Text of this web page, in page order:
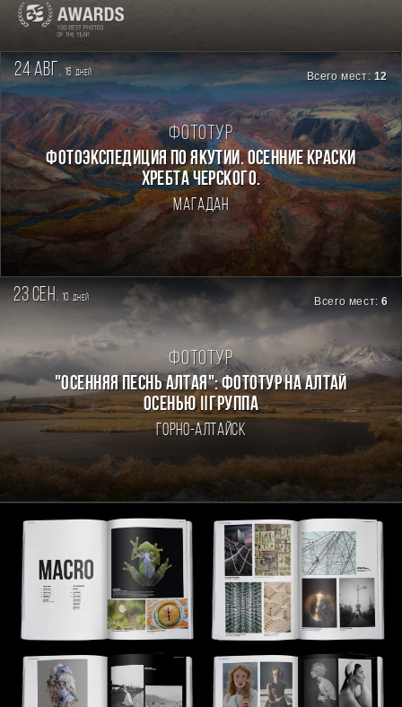
24 авг. 16 дней Всего мест: 12
Фототур
ФОТОЭКСПЕДИЦИЯ ПО ЯКУТИИ. ОСЕННИЕ КРАСКИ
ХРЕБТА ЧЕРСКОГО.
Магадан
23 сен. 10 дней Всего мест:6
Фототур
"ОСЕННЯЯ ПЕСНЬ АЛТАЯ": ФОТОТУР НА АЛТАЙ
ОСЕНЬЮ Ⅱгруппа
Горно-Алтайск